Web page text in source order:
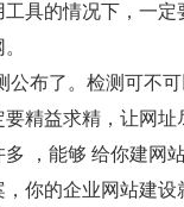
具的情况下，一
布了。检测可不可
精益求精，让网址
，能够 给你建网
你的企业网站建设